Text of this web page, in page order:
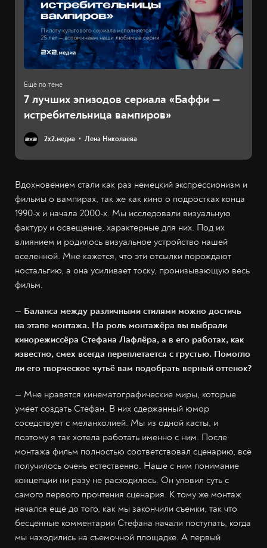
7 лучших эпизодов сериала «Баффи —
истребительница вампиров»
2х2.медиа Лена Николаева
Вдохновением стали как раз немецкий экспрессионизм и
фильмы о вампирах, так же как кино о подростках конца
1990-х и начала 2000-х. Мы исследовали визуальную
фактуру и освещение, характерные для них. Под их
влиянием и родилось визуальное устройство нашей
вселенной. Мне кажется, что эти отсылки порождают
ностальгию, а она усиливает тоску, пронизывающую весь
фильм.
— Баланса между различными стилями можно достичь
на этапе монтажа. На роль монтажёра вы выбрали
кинорежиссёра Стефана Лафлёра, а в его работах, как
известно, смех всегда переплетается с грустью. Помогло
ли его творческое чутьё вам подобрать верный оттенок?
— Мне нравятся кинематографические миры, которые
умеет создать Стефан. В них сдержанный юмор
соседствует с меланхолией. Мы из одной касты, и
поэтому я так хотела работать именно с ним. После
монтажа фильм полностью соответствовал сценарию, всё
получилось очень естественно. Наше с ним понимание
концепции ни разу не расходилось. Он уловил суть с
самого первого прочтения сценария. К тому же монтаж
начался ещё до того, как мы закончили съемки, так что
бесценные комментарии Стефана начали поступать, когда
мы находились на съемочной площадке. А первый